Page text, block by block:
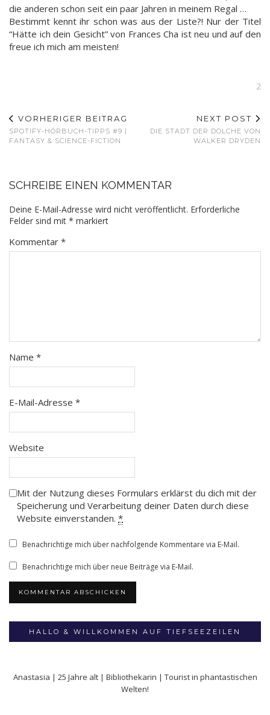
die anderen schon seit ein paar Jahren in meinem Regal …
Bestimmt kennt ihr schon was aus der Liste?! Nur der Titel
“Hätte ich dein Gesicht” von Frances Cha ist neu und auf den
freue ich mich am meisten!
2
VORHERIGER BEITRAG
SPOTIFY-HÖRBUCH-TIPPS #9 |
FANTASY & SCIENCE-FICTION
NEXT POST
DIE STADT DER DOLCHE VON
WALKER DRYDEN
SCHREIBE EINEN KOMMENTAR
Deine E-Mail-Adresse wird nicht veröffentlicht. Erforderliche
Felder sind mit * markiert
Kommentar *
Name *
E-Mail-Adresse *
Website
Mit der Nutzung dieses Formulars erklärst du dich mit der
Speicherung und Verarbeitung deiner Daten durch diese
Website einverstanden. *
Benachrichtige mich über nachfolgende Kommentare via E-Mail.
Benachrichtige mich über neue Beiträge via E-Mail.
HALLO & WILLKOMMEN AUF TIEFSEEZEILEN
Anastasia | 25 Jahre alt | Bibliothekarin | Tourist in phantastischen
Welten!